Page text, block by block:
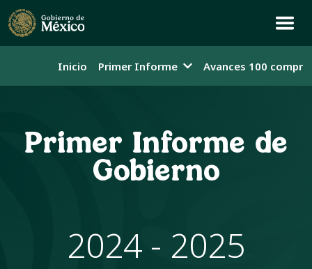
Inicio Primer Informe Avances 100
Primer Informe de
Gobierno
2024 - 2025